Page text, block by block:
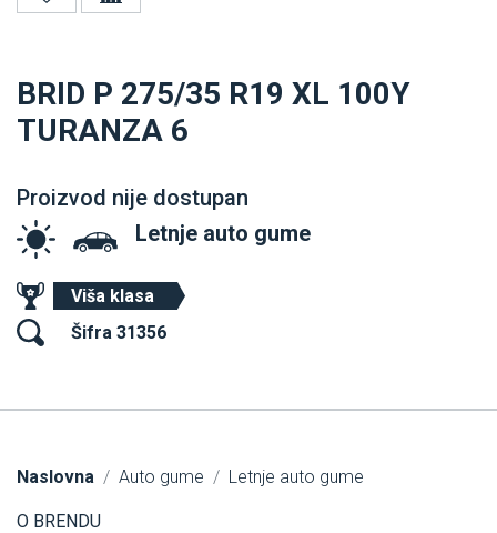
BRID P 275/35 R19 XL 100Y
TURANZA 6
Proizvod nije dostupan
Letnje auto gume
Viša klasa
Šifra 31356
Naslovna Auto gume Letnje auto gume
O BRENDU